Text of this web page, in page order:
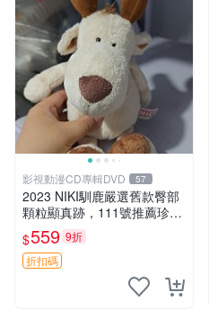
影視動漫CD專輯DVD 57
2023 NIKI馴鹿嚴選舊款臀部
顆粒顯真跡，111號推薦珍藏
品 馴鹿 舊款 尾巴顆粒
$559 9折
折扣碼